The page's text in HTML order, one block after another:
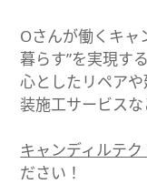
Oさんが働くキャ
暮らす”を実現す
心としたリペア
装施工サービスな
キャンディルテ
ださい！